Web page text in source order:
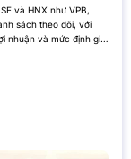
và HNX như VPB,
sách theo dõi, với
nhuận và mức định giá.